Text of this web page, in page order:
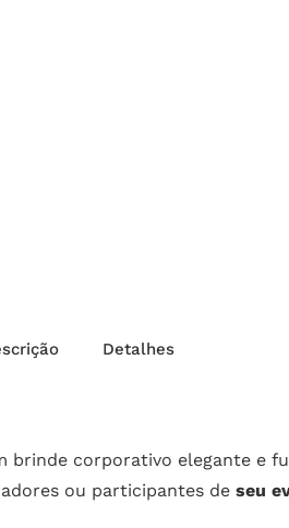
Detalhes
brinde corporativo elegante e
ou participantes de seu